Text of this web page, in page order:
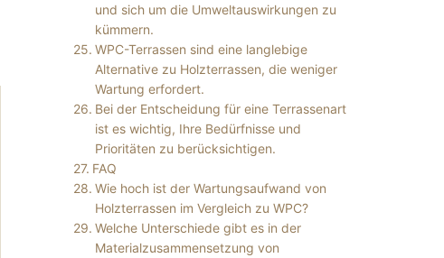
und sich um die Umweltauswirkungen zu
kümmern.
WPC-Terrassen sind eine langlebige
Alternative zu Holzterrassen, die weniger
Wartung erfordert.
Bei der Entscheidung für eine Terrassenart
ist es wichtig, Ihre Bedürfnisse und
Prioritäten zu berücksichtigen.
FAQ
Wie hoch ist der Wartungsaufwand von
Holzterrassen im Vergleich zu WPC?
Welche Unterschiede gibt es in der
Materialzusammensetzung von